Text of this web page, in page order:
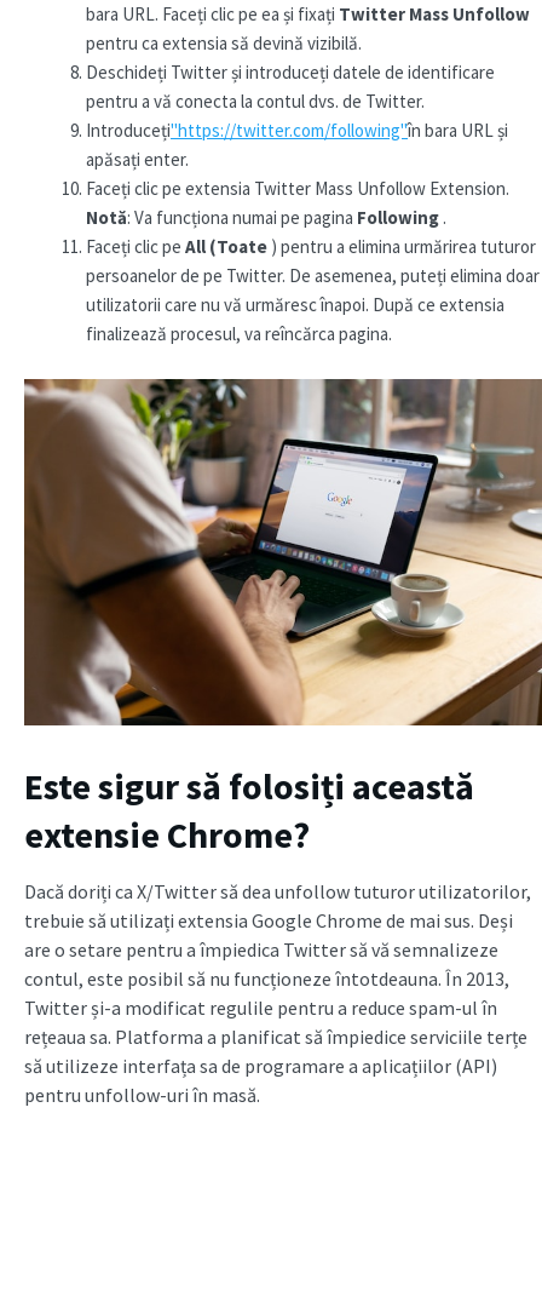
bara URL. Faceți clic pe ea și fixați Twitter Mass Unfollow
pentru ca extensia să devină vizibilă.
Deschideți Twitter și introduceți datele de identificare
pentru a vă conecta la contul dvs. de Twitter.
Introduceți"https://twitter.com/following"în bara URL și
apăsați enter.
Faceți clic pe extensia Twitter Mass Unfollow Extension.
Notă: Va funcționa numai pe pagina Following .
Faceți clic pe All (Toate ) pentru a elimina urmărirea tuturor
persoanelor de pe Twitter. De asemenea, puteți elimina doar
utilizatorii care nu vă urmăresc înapoi. După ce extensia
finalizează procesul, va reîncărca pagina.
Este sigur să folosiți această
extensie Chrome?
Dacă doriți ca X/Twitter să dea unfollow tuturor utilizatorilor,
trebuie să utilizați extensia Google Chrome de mai sus. Deși
are o setare pentru a împiedica Twitter să vă semnalizeze
contul, este posibil să nu funcționeze întotdeauna. În 2013,
Twitter și-a modificat regulile pentru a reduce spam-ul în
rețeaua sa. Platforma a planificat să împiedice serviciile terțe
să utilizeze interfața sa de programare a aplicațiilor (API)
pentru unfollow-uri în masă.